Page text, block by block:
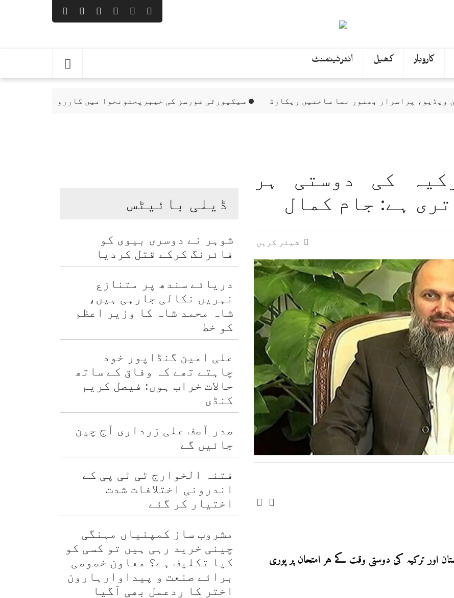
کاروبار کھیل انٹرٹینمنٹ
بھنور نما ساختیں ریکارڈ سیکیورٹی فورسز کی خیبرپختونخوا میں کارروائیاں، 10 خوارج ہلاک
ڈیلی بائیٹس
شوہر نے دوسری بیوی کو
فائرنگ کرکے قتل کردیا
دریائے سندھ پر متنازع
نہریں نکالی جارہی ہیں،
شاہ محمد شاہ کا وزیر اعظم
کو خط
علی امین گنڈاپور خود
چاہتے تھے کہ وفاق کے ساتھ
حالات خراب ہوں: فیصل کریم
کنڈی
صدر آصف علی زرداری آج چین
جائیں گے
فتنہ الخوارج ٹی ٹی پی کے
اندرونی اختلافات شدت
اختیار کر گئے
مشروب ساز کمپنیاں مہنگی
چینی خرید رہی ہیں تو کسی کو
کیا تکلیف ہے؟ معاون خصوصی
برائے صنعت و پیداوارہارون
اختر کا ردعمل بھی آگیا
کی دوستی ہر
ہے: جام کمال
شیئر کریں
اور ترکیہ کی دوستی وقت کے ہر امتحان پر پوری